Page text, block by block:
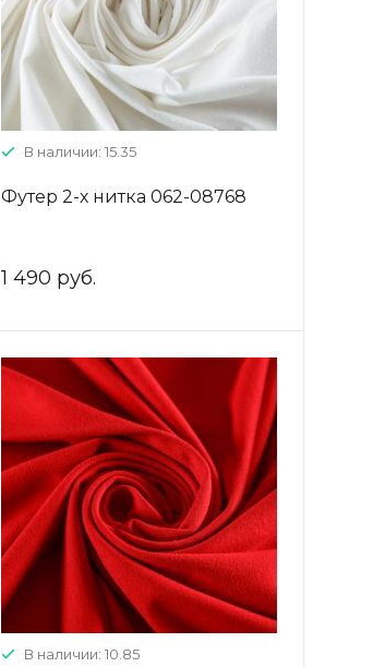
В наличии: 15.35
Футер 2-х нитка 062-08768
1 490 руб.
В наличии: 10.85